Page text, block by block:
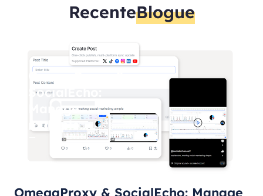
RecenteBlogue
OmegaProxy &
SocialEcho:
Manage
multiple
Facebook
accounts
OmegaProxy & SocialEcho: Manage